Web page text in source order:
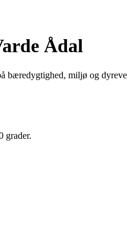
Ådal
bæredygtighed, miljø og
grader.